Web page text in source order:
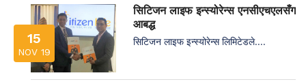
15
NOV 19
सिटिजन लाइफ इन्स्योरेन्स एनसीएचएलसँग
आबद्ध
सिटिजन लाइफ इन्स्योरेन्स लिमिटेडले....